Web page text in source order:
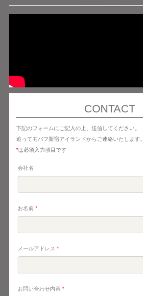
CONTACT
下記のフォームにご記入の上、送信してください。
追ってモバフ新宿アイランドからご連絡いたします。
*は必須入力項目です
会社名
お名前 *
メールアドレス *
お問い合わせ内容 *